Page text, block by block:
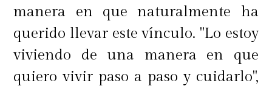
manera en que naturalmente ha
querido llevar este vínculo. "Lo estoy
viviendo de una manera en que
quiero vivir paso a paso y cuidarlo",